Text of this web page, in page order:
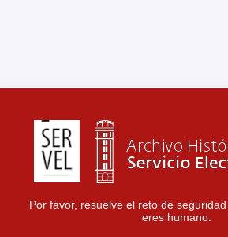
Por favor, resuelve el reto de
eres humano.